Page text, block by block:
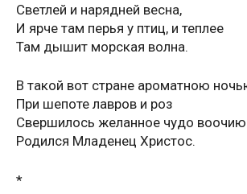
Светлей и нарядней весна,
И ярче там перья у птиц, и теплее
Там дышит морская волна.
В такой вот стране ароматною
При шепоте лавров и роз
Свершилось желанное чудо
Родился Младенец Христос.
*